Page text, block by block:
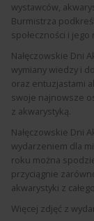
wystawców,
Burmistrza
społeczności i
Nałęczowskie Dni
wymiany wiedzy i
oraz entuzjastami
swoje najnowsze
z akwarystyką.
Nałęczowskie Dni
wydarzeniem dla
roku można
przyciągnie
akwarystyki z
Więcej zdjęć z